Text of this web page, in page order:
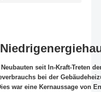
seit In-Kraft-Treten
bei der
war eine Kernaussage von